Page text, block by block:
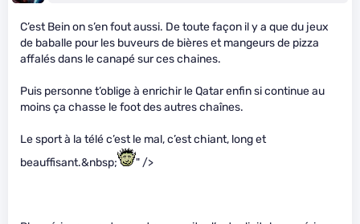
C’est Bein on s’en fout aussi. De toute façon il y a que du jeux
de baballe pour les buveurs de bières et mangeurs de pizza
affalés dans le canapé sur ces chaines.
Puis personne t’oblige à enrichir le Qatar enfin si continue au
moins ça chasse le foot des autres chaînes.
Le sport à la télé c’est le mal, c’est chiant, long et
beauffisant.&nbsp;
" />